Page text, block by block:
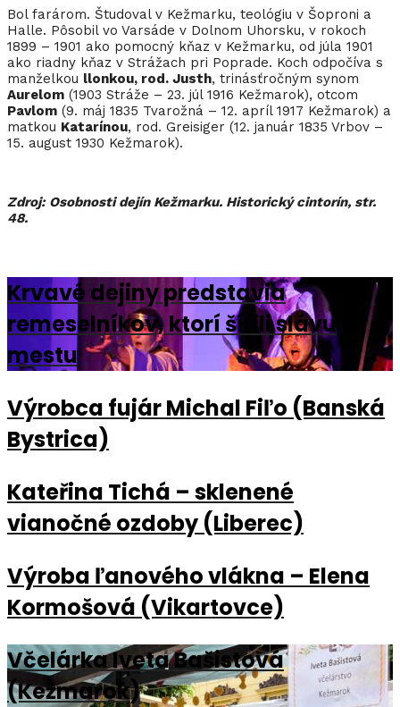
Bol farárom. Študoval v Kežmarku, teológiu v Šoproni a
Halle. Pôsobil vo Varsáde v Dolnom Uhorsku, v rokoch
1899 – 1901 ako pomocný kňaz v Kežmarku, od júla 1901
ako riadny kňaz v Strážach pri Poprade. Koch odpočíva s
manželkou llonkou, rod. Justh, trinásťročným synom
Aurelom (1903 Stráže – 23. júl 1916 Kežmarok), otcom
Pavlom (9. máj 1835 Tvarožná – 12. apríl 1917 Kežmarok) a
matkou Katarínou, rod. Greisiger (12. január 1835 Vrbov –
15. august 1930 Kežmarok).
Zdroj: Osobnosti dejín Kežmarku. Historický cintorín, str.
48.
Krvavé dejiny predstavia
remeselníkov, ktorí šírili slávu
mestu
Výrobca fujár Michal Fiľo (Banská
Bystrica)
Kateřina Tichá – sklenené
vianočné ozdoby (Liberec)
Výroba ľanového vlákna – Elena
Kormošová (Vikartovce)
Včelárka Iveta Bašistová
(Kežmarok)